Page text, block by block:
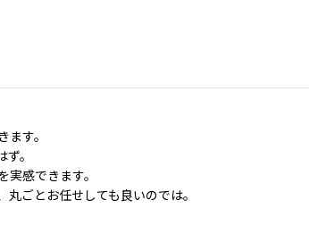
す。
。
感できます。
ごとお任せしても良いのでは。